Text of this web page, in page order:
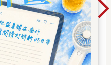
乾貨」就不再適用。
是「授人以漁」，你可以通過
的方法論。
尋到萬變中的不變，才能動
》中講述的底層邏輯的內容進